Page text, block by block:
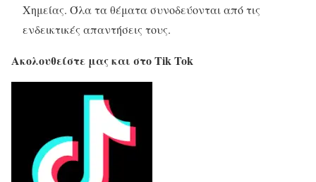
Χημείας. Όλα τα θέματα συνοδεύονται από τις
ενδεικτικές απαντήσεις τους.
Ακολουθείστε μας και στο Tik Tok